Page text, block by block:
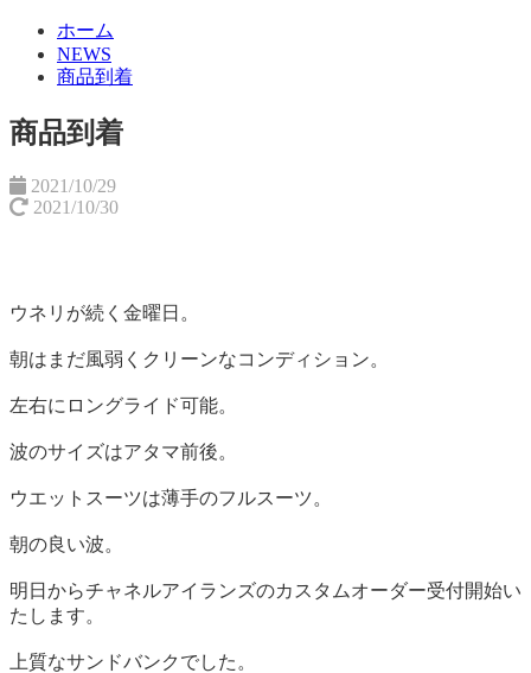
ホーム
NEWS
商品到着
商品到着
2021/10/29
2021/10/30
ウネリが続く金曜日。
朝はまだ風弱くクリーンなコンディション。
左右にロングライド可能。
波のサイズはアタマ前後。
ウエットスーツは薄手のフルスーツ。
朝の良い波。
明日からチャネルアイランズのカスタムオーダー受付開始い
たします。
上質なサンドバンクでした。